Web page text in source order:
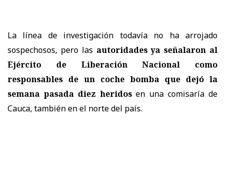
La línea de investigación todavía no ha arrojado
sospechosos, pero las autoridades ya señalaron al
Ejército de Liberación Nacional como
responsables de un coche bomba que dejó la
semana pasada diez heridosen una comisaría de
Cauca, también en el norte del país.